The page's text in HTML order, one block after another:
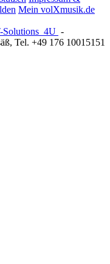
Mein volXmusik.de
Solutions 4U -
, Tel. +49 176 10015151